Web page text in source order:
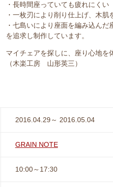
・長時間座っていても疲れにくい
・一枚刃により削り仕上げ、木
・七島いにより座面を編み込んだ
を追求し制作しています。
マイチェアを探しに、座り心地を
（木楽工房 山形英三）
2016.04.29～ 2016.05.04
GRAIN NOTE
10:00～17:30